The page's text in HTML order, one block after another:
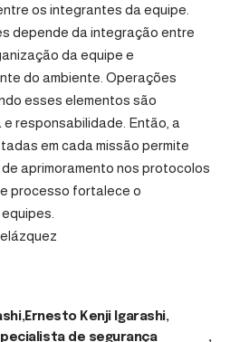
os integrantes da equipe.
depende da integração entre
da equipe e
do ambiente. Operações
esses elementos são
responsabilidade. Então, a
em cada missão permite
aprimoramento nos protocolos
processo fortalece o
Ernesto Kenji Igarashi
de segurança